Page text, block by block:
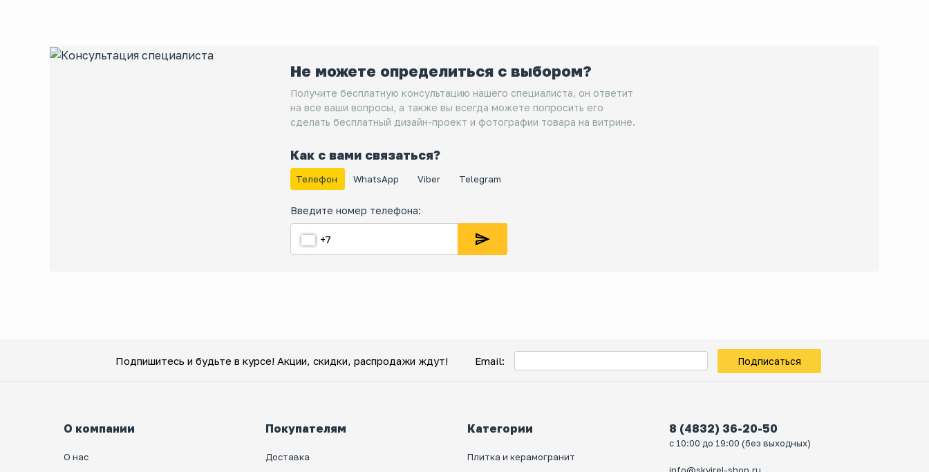
Не можете определиться с выбором?
Получите бесплатную консультацию нашего специалиста, он ответит
на все ваши вопросы, а также вы всегда можете попросить его
сделать бесплатный дизайн-проект и фотографии товара на витрине.
Как с вами связаться?
Телефон WhatsApp Viber Telegram
Введите номер телефона:
Подпишитесь и будьте в курсе! Акции, скидки, распродажи ждут! Email: Подписаться
О компании
О нас
Покупателям
Доставка
Категории
Плитка и керамогранит
8 (4832) 36-20-50
с 10:00 до 19:00 (без выходных)
info@skvirel-shop.ru